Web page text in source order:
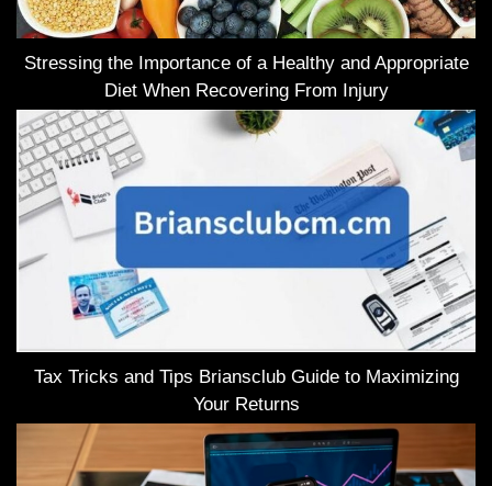
Stressing the Importance of a Healthy and Appropriate
Diet When Recovering From Injury
Tax Tricks and Tips Briansclub Guide to Maximizing
Your Returns